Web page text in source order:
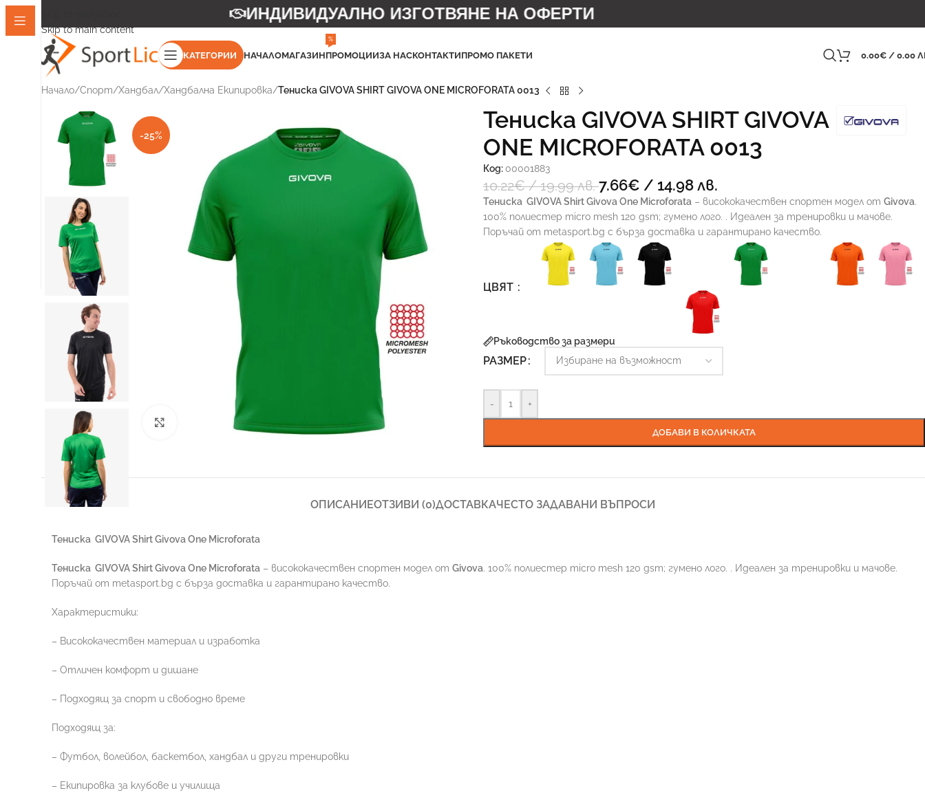
Skip to main content
ИНДИВИДУАЛНО ИЗГОТВЯНЕ НА ОФЕРТИ
КАТЕГОРИИ НАЧАЛОМАГАЗИНПРОМОЦИИ
%
ЗА НАСКОНТАКТИПРОМО ПАКЕТИ 0.00€ / 0.00
Начало/Спорт/Хандбал/Хандбална Екипировка/Тениска GIVOVA SHIRT GIVOVA ONE MICROFORATA 0013
-25%
Тениска GIVOVA SHIRT GIVOVA
ONE MICROFORATA 0013
Код: 00001883
10.22€/ 19.99 лв.7.66€ / 14.98 лв.
Тениска GIVOVA Shirt Givova One Microforata – висококачествен спортен модел от Givova.
100% полиестер micro mesh 120 gsm; гуменo лого. . Идеален за тренировки и мачове.
Поръчай от metasport.bg с бърза доставка и гарантирано качество.
ЦВЯТ
Ръководство за размери
РАЗМЕР
- +
ДОБАВИ В КОЛИЧКАТА
ОПИСАНИЕОТЗИВИ (0)ДОСТАВКАЧЕСТО ЗАДАВАНИ ВЪПРОСИ
Тениска GIVOVA Shirt Givova One Microforata
Тениска GIVOVA Shirt Givova One Microforata – висококачествен спортен модел от Givova. 100% полиестер micro mesh 120 gsm; гуменo лого. . Идеален за тренировки и мачове.
Поръчай от metasport.bg с бърза доставка и гарантирано качество.
Характеристики:
– Висококачествен материал и изработка
– Отличен комфорт и дишане
– Подходящ за спорт и свободно време
Подходящ за:
– Футбол, волейбол, баскетбол, хандбал и други тренировки
– Екипировка за клубове и училища